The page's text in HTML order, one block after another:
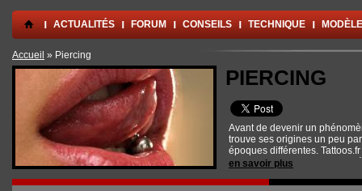
. ACTUALITÉS FORUM CONSEILS TECHNIQUE
Vous êtes ici
Accueil » Piercing
PIERCING
Avant de devenir un
trouve ses origines un peu
époques différentes.
histoire, des conditions
s'offrent aux candidats au
en savoir plus